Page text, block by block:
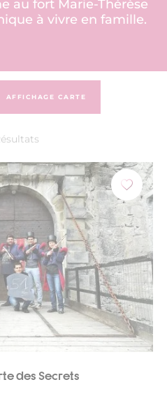
au fort Marie-Thérèse
à vivre en famille.
AFFICHAGE CARTE
des Secrets